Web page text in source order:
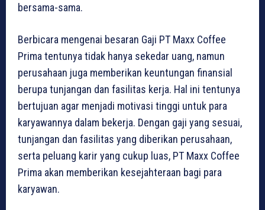
bersama-sama.
Berbicara mengenai besaran Gaji PT Maxx Coffee
Prima tentunya tidak hanya sekedar uang, namun
perusahaan juga memberikan keuntungan finansial
berupa tunjangan dan fasilitas kerja. Hal ini tentunya
bertujuan agar menjadi motivasi tinggi untuk para
karyawannya dalam bekerja. Dengan gaji yang sesuai,
tunjangan dan fasilitas yang diberikan perusahaan,
serta peluang karir yang cukup luas, PT Maxx Coffee
Prima akan memberikan kesejahteraan bagi para
karyawan.